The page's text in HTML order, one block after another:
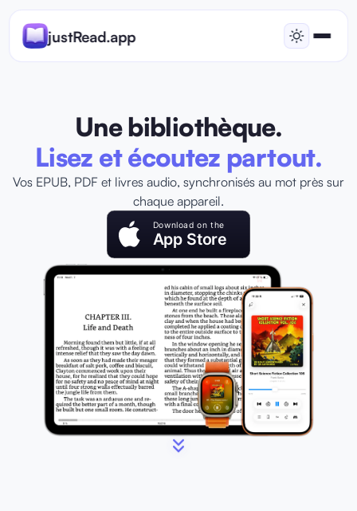
justRead.app
Une bibliothèque.
Lisez et écoutez partout.
Vos EPUB, PDF et livres audio, synchronisés au mot près sur
chaque appareil.
Download on the
App Store